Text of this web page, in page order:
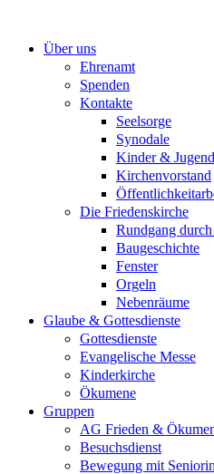
springenÜber uns
Ehrenamt
Spenden
Kontakte
Seelsorge
Synodale
Kinder & Jugend
Kirchenvorstand
Die Friedenskirche
Rundgang
Baugeschichte
Fenster
Orgeln
Nebenräume
Glaube & Gottesdienste
Gottesdienste
Evangelische Messe
Kinderkirche
Ökumene
Gruppen
AG Frieden &
Besuchsdienst
Bewegung mit